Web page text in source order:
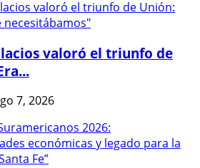
valoró el triunfo de
7, 2026